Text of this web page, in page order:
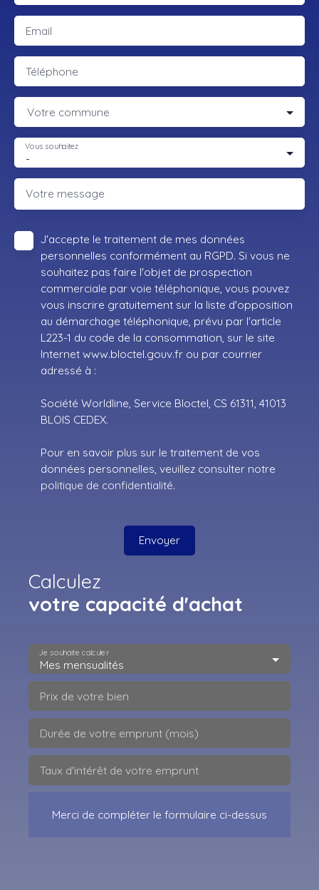
Email
Téléphone
Votre commune
-
Vous souhaitez
Votre message
J'accepte le traitement de mes données
personnelles conformément au RGPD. Si vous ne
souhaitez pas faire l'objet de prospection
commerciale par voie téléphonique, vous pouvez
vous inscrire gratuitement sur la liste d'opposition
au démarchage téléphonique, prévu par l'article
L223-1 du code de la consommation, sur le site
Internet www.bloctel.gouv.fr ou par courrier
adressé à :
Société Worldline, Service Bloctel, CS 61311, 41013
BLOIS CEDEX.
Pour en savoir plus sur le traitement de vos
données personnelles, veuillez consulter notre
politique de confidentialité.
Envoyer
Calculez
votre capacité d'achat
Mes mensualités
Je souhaite calculer
Prix de votre bien
Durée de votre emprunt (mois)
Taux d'intérêt de votre emprunt
Merci de compléter le formulaire ci-dessus